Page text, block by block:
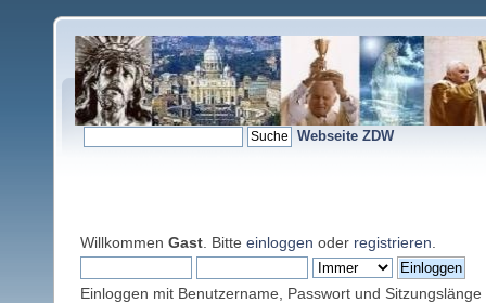
Webseite ZDW
Willkommen Gast . Bitte einloggen oder registrieren
Einloggen mit Benutzername, Passwort und Sitzungslänge